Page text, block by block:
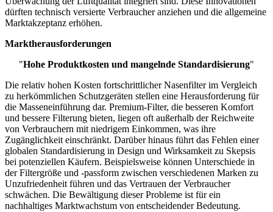
dürften technisch versierte Verbraucher anziehen und die allgemeine
Marktakzeptanz erhöhen.
Marktherausforderungen
"Hohe Produktkosten und mangelnde Standardisierung"
Die relativ hohen Kosten fortschrittlicher Nasenfilter im Vergleich
zu herkömmlichen Schutzgeräten stellen eine Herausforderung für
die Masseneinführung dar. Premium-Filter, die besseren Komfort
und bessere Filterung bieten, liegen oft außerhalb der Reichweite
von Verbrauchern mit niedrigem Einkommen, was ihre
Zugänglichkeit einschränkt. Darüber hinaus führt das Fehlen einer
globalen Standardisierung in Design und Wirksamkeit zu Skepsis
bei potenziellen Käufern. Beispielsweise können Unterschiede in
der Filtergröße und -passform zwischen verschiedenen Marken zu
Unzufriedenheit führen und das Vertrauen der Verbraucher
schwächen. Die Bewältigung dieser Probleme ist für ein
nachhaltiges Marktwachstum von entscheidender Bedeutung.